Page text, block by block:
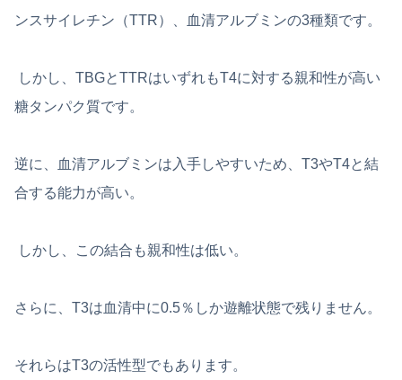
ンスサイレチン（TTR）、血清アルブミンの3種類です。
しかし、TBGとTTRはいずれもT4に対する親和性が高い
糖タンパク質です。
逆に、血清アルブミンは入手しやすいため、T3やT4と結
合する能力が高い。
しかし、この結合も親和性は低い。
さらに、T3は血清中に0.5％しか遊離状態で残りません。
それらはT3の活性型でもあります。